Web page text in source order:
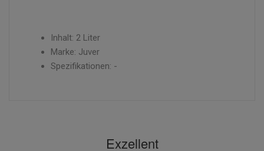
Inhalt: 2 Liter
Marke: Juver
Spezifikationen: -
Exzellent